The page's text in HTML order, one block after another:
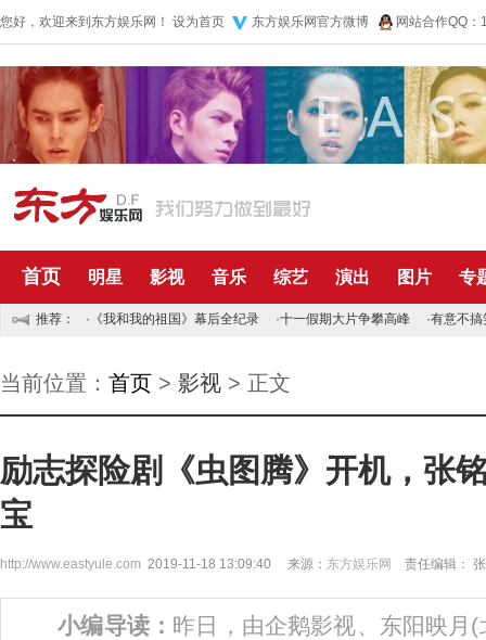
您好，欢迎来到东方娱乐网！ 设为首页 东方娱乐网官方微博 网站合作QQ
首页 明星 影视 音乐 综艺 演出 图片 专
推荐： · 《我和我的祖国》幕后全纪录 ·十一假期大片争攀高峰 ·有意不搞
当前位置： 首页 > 影视 > 正文
励志探险剧《虫图腾》开机，张
宝
http://www.eastyule.com 2019-11-18 13:09:40 来源： 东方娱乐网 责任编辑：
小编导读： 昨日，由企鹅影视、东阳映月